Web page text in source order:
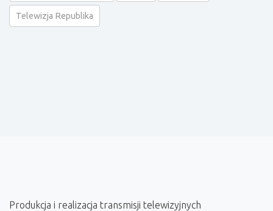
Telewizja Republika
Produkcja i realizacja transmisji telewizyjnych